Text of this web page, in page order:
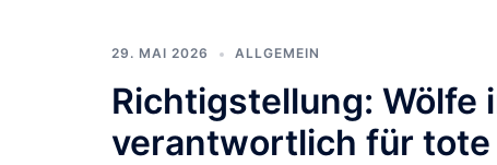
29. MAI 2026 ALLGEMEIN
Richtigstellung: Wölfe
verantwortlich für